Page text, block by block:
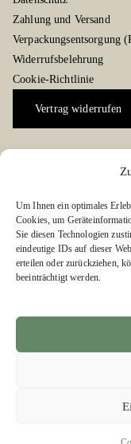
Um Ihnen ein optimales
Cookies, um
Sie diesen Technologien
eindeutige IDs auf dieser
erteilen oder zurückziehen,
beeinträchtigt werden.
Zahlung und Versand
Verpackungsentsorgung
Widerrufsbelehrung
Cookie-Richtlinie
Vertrag widerrufen
Folgen Sie uns auf
Links zu unseren
Edition Bärenklau